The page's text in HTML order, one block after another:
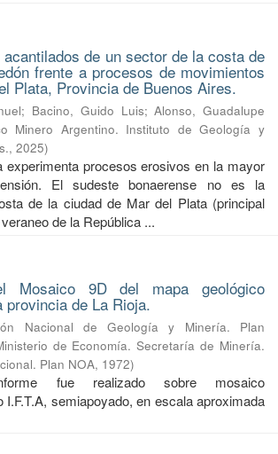
de un sector de la costa de
frente a procesos de movimientos
Plata, Provincia de Buenos Aires.
; Bacino, Guido Luis;Alonso, Guadalupe
Minero Argentino. Instituto de Geología y
, 2025)
experimenta procesos erosivos en la mayor
El sudeste bonaerense no es la
de la ciudad de Mar del Plata (principal
de la República ...
Mosaico 9D del mapa geológico
provincia de La Rioja.
Nacional de Geología y Minería. Plan
de Economía. Secretaría de Minería.
Plan NOA, 1972)
fue realizado sobre mosaico
I.F.T.A, semiapoyado, en escala aproximada